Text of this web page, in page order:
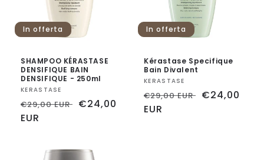
In offerta
SHAMPOO KÉRASTASE
DENSIFIQUE BAIN
DENSIFIQUE - 250ml
Fornitore:
KERASTASE
Prezzo
di
€29,00 EUR Prezzo
€24,00
EUR
In offerta
Kérastase Specifique
Bain Divalent
Fornitore:
KERASTASE
Prezzo
di
€29,00 EUR Prezzo
€24,00
EUR